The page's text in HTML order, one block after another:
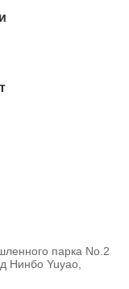
парка No.2
Нинбо Yuyao,